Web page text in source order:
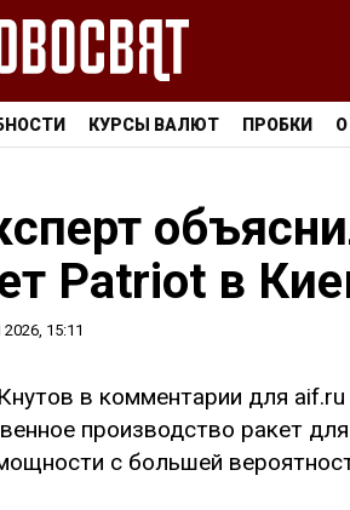
КУРСЫ ВАЛЮТ ПРОБКИ
Patriot в
15:11
в комментарии для
производство ракет
с большей